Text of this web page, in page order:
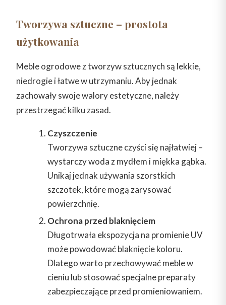
Tworzywa sztuczne – prostota
użytkowania
Meble ogrodowe z tworzyw sztucznych są lekkie,
niedrogie i łatwe w utrzymaniu. Aby jednak
zachowały swoje walory estetyczne, należy
przestrzegać kilku zasad.
Czyszczenie
Tworzywa sztuczne czyści się najłatwiej –
wystarczy woda z mydłem i miękka gąbka.
Unikaj jednak używania szorstkich
szczotek, które mogą zarysować
powierzchnię.
Ochrona przed blaknięciem
Długotrwała ekspozycja na promienie UV
może powodować blaknięcie koloru.
Dlatego warto przechowywać meble w
cieniu lub stosować specjalne preparaty
zabezpieczające przed promieniowaniem.